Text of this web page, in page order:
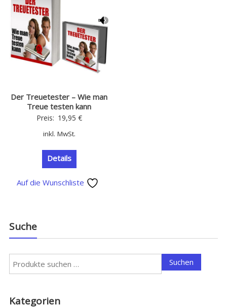
Der Treuetester – Wie man
Treue testen kann
Preis: 19,95 €
inkl. MwSt.
Details
Auf die Wunschliste
Suche
Suchen
nach:
Suchen
Kategorien